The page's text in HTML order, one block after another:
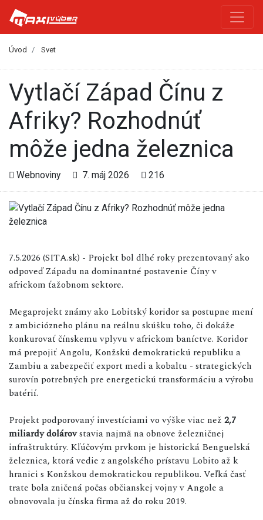
Úvod Svet
Vytlačí Západ Čínu z
Afriky? Rozhodnúť
môže jedna železnica
Webnoviny 7. máj 2026 216
7.5.2026 (SITA.sk) - Projekt bol dlhé roky prezentovaný ako
odpoveď Západu na dominantné postavenie Číny v
africkom ťažobnom sektore.
Megaprojekt známy ako Lobitský koridor sa postupne mení
z ambiciózneho plánu na reálnu skúšku toho, či dokáže
konkurovať čínskemu vplyvu v africkom baníctve. Koridor
má prepojiť Angolu, Konžskú demokratickú republiku a
Zambiu a zabezpečiť export medi a kobaltu - strategických
surovín potrebných pre energetickú transformáciu a výrobu
batérií.
Projekt podporovaný investíciami vo výške viac než 2,7
miliardy dolárovstavia najmä na obnove železničnej
infraštruktúry. Kľúčovým prvkom je historická Benguelská
železnica, ktorá vedie z angolského prístavu Lobito až k
hranici s Konžskou demokratickou republikou. Veľká časť
trate bola zničená počas občianskej vojny v Angole a
obnovovala ju čínska firma až do roku 2019.